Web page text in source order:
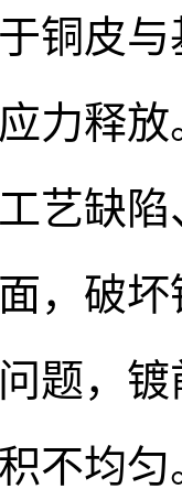
铜皮
力释
艺缺
，破
题，
不均